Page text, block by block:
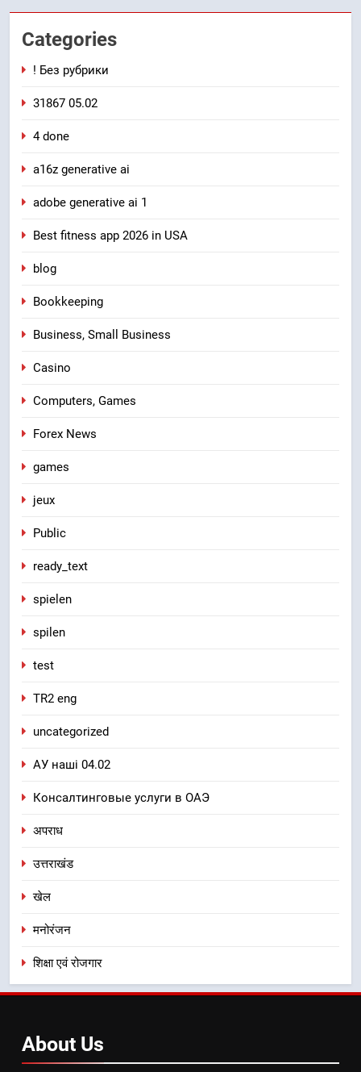
Categories
! Без рубрики
31867 05.02
4 done
a16z generative ai
adobe generative ai 1
Best fitness app 2026 in USA
blog
Bookkeeping
Business, Small Business
Casino
Computers, Games
Forex News
games
jeux
Public
ready_text
spielen
spilen
test
TR2 eng
uncategorized
АУ наші 04.02
Консалтинговые услуги в ОАЭ
अपराध
उत्तराखंड
खेल
मनोरंजन
शिक्षा एवं रोजगार
About Us